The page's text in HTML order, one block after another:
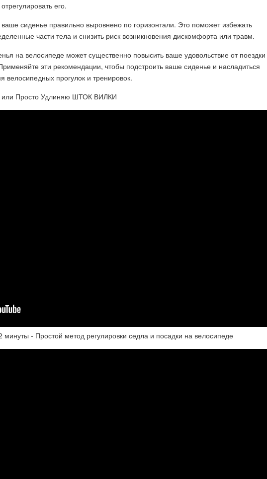
его.
сиденье правильно выровнено по горизонтали. Это поможет избежать
части тела и снизить риск возникновения дискомфорта или травм.
на велосипеде может существенно повысить ваше удовольствие от поездки
эти рекомендации, чтобы подстроить ваше сиденье и насладиться
прогулок и тренировок.
Просто Удлиняю ШТОК ВИЛКИ
минуты - Простой метод регулировки седла и посадки на велосипеде